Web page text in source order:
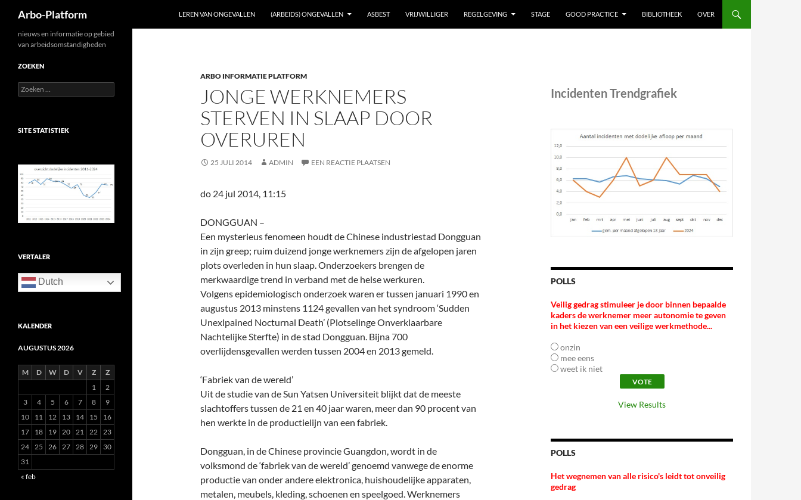
Arbo-Platform LEREN VAN ONGEVALLEN (ARBEIDS) ONGEVALLEN ASBEST VRIJWILLIGER REGELGEVING STAGE GOOD PRACTICE BIBLIOTHEEK OVER
ARBO INFORMATIE PLATFORM
JONGE WERKNEMERS
STERVEN IN SLAAP DOOR
OVERUREN
25 JULI 2014 ADMIN EEN REACTIE PLAATSEN
do 24 jul 2014, 11:15
DONGGUAN –
Een mysterieus fenomeen houdt de Chinese industriestad Dongguan
in zijn greep; ruim duizend jonge werknemers zijn de afgelopen jaren
plots overleden in hun slaap. Onderzoekers brengen de
merkwaardige trend in verband met de helse werkuren.
Volgens epidemiologisch onderzoek waren er tussen januari 1990 en
augustus 2013 minstens 1124 gevallen van het syndroom ‘Sudden
Unexlpained Nocturnal Death’ (Plotselinge Onverklaarbare
Nachtelijke Sterfte) in de stad Dongguan. Bijna 700
overlijdensgevallen werden tussen 2004 en 2013 gemeld.
‘Fabriek van de wereld’
Uit de studie van de Sun Yatsen Universiteit blijkt dat de meeste
slachtoffers tussen de 21 en 40 jaar waren, meer dan 90 procent van
hen werkte in de productielijn van een fabriek.
Dongguan, in de Chinese provincie Guangdon, wordt in de
volksmond de ‘fabriek van de wereld’ genoemd vanwege de enorme
productie van onder andere elektronica, huishoudelijke apparaten,
metalen, meubels, kleding, schoenen en speelgoed. Werknemers
Incidenten Trendgrafiek
POLLS
Veilig gedrag stimuleer je door binnen bepaalde
kaders de werknemer meer autonomie te geven
in het kiezen van een veilige werkmethode...
onzin
mee eens
weet ik niet
View Results
POLLS
Het wegnemen van alle risico's leidt tot onveilig
gedrag
nieuws en informatie op gebied
van arbeidsomstandigheden
ZOEKEN
Zoeken
naar:
SITE STATISTIEK
VERTALER
Dutch
KALENDER
AUGUSTUS 2026
M D W D V Z
Z
1
2
3
4 5 6 7 8
9
10
11 12 13 14 15
16
17
18 19 20 21 22
23
24
25 26 27 28 29
30
31
« feb